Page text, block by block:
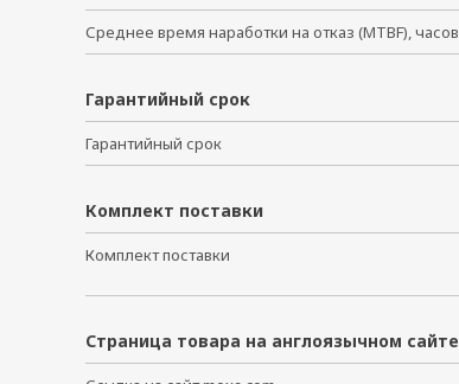
Среднее время наработки на отказ (MTBF), часов
Гарантийный срок
Гарантийный срок
Комплект поставки
Комплект поставки
Страница товара на англоязычном сайте